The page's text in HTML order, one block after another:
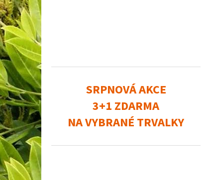
SRPNOVÁ AKCE
3+1 ZDARMA
NA VYBRANÉ TRVALKY